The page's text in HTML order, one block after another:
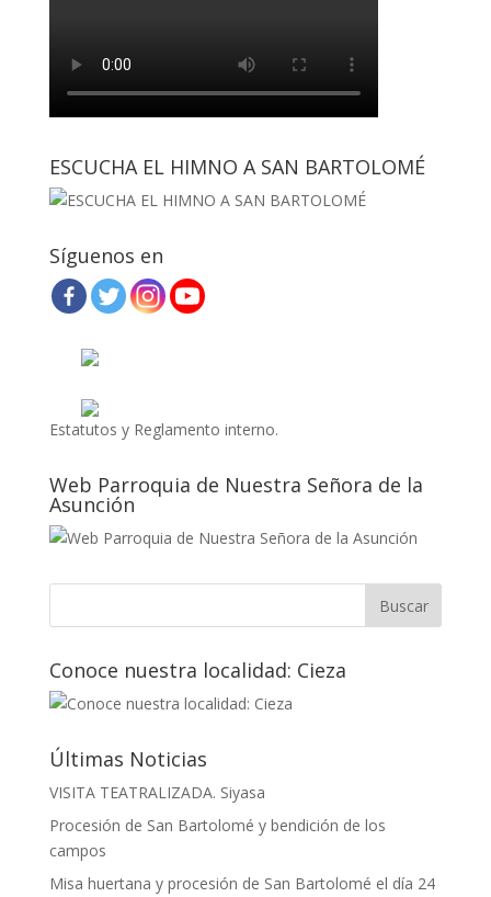
ESCUCHA EL HIMNO A SAN BARTOLOMÉ
Síguenos en
Estatutos y Reglamento interno.
Web Parroquia de Nuestra Señora de la
Asunción
Conoce nuestra localidad: Cieza
Últimas Noticias
VISITA TEATRALIZADA. Siyasa
Procesión de San Bartolomé y bendición de los
campos
Misa huertana y procesión de San Bartolomé el día 24